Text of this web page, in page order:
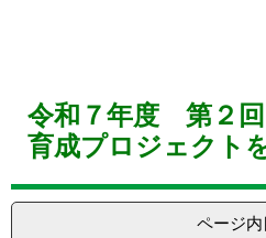
令和７年度 第２
育成プロジェクト
ページ内